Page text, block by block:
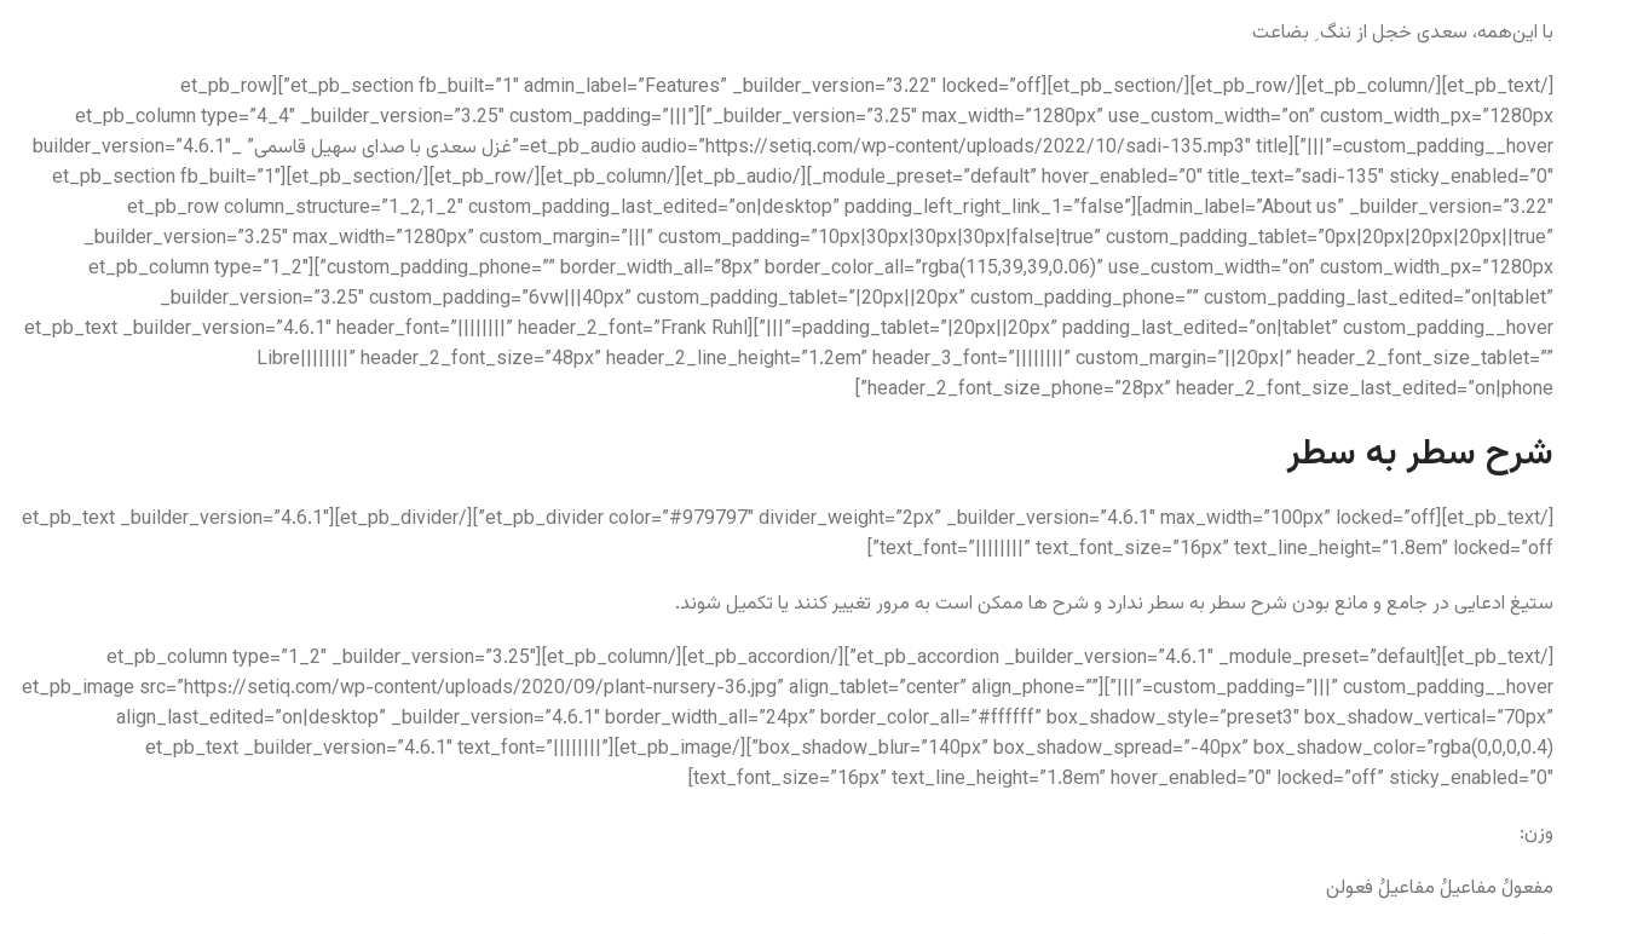
با این‌همه، سعدی خجل از ننگ ِ بضاعت
[/et_pb_text][/et_pb_column][/et_pb_row][/et_pb_section][et_pb_section fb_built=”1″ admin_label=”Features” _builder_version=”3.22″ locked=”off”][et_pb_row
_builder_version=”3.25″ max_width=”1280px” use_custom_width=”on” custom_width_px=”1280px”][et_pb_column type=”4_4″ _builder_version=”3.25″ custom_padding=”|||”
custom_padding__hover=”|||”][et_pb_audio audio=”https://setiq.com/wp-content/uploads/2022/10/sadi-135.mp3″ title=”غزل سعدی با صدای سهیل قاسمی” _builder_version=”4.6.1″
_module_preset=”default” hover_enabled=”0″ title_text=”sadi-135″ sticky_enabled=”0″][/et_pb_audio][/et_pb_column][/et_pb_row][/et_pb_section][et_pb_section fb_built=”1″
admin_label=”About us” _builder_version=”3.22″][et_pb_row column_structure=”1_2,1_2″ custom_padding_last_edited=”on|desktop” padding_left_right_link_1=”false”
_builder_version=”3.25″ max_width=”1280px” custom_margin=”|||” custom_padding=”10px|30px|30px|30px|false|true” custom_padding_tablet=”0px|20px|20px|20px||true”
custom_padding_phone=”” border_width_all=”8px” border_color_all=”rgba(115,39,39,0.06)” use_custom_width=”on” custom_width_px=”1280px”][et_pb_column type=”1_2″
_builder_version=”3.25″ custom_padding=”6vw|||40px” custom_padding_tablet=”|20px||20px” custom_padding_phone=”” custom_padding_last_edited=”on|tablet”
padding_tablet=”|20px||20px” padding_last_edited=”on|tablet” custom_padding__hover=”|||”][et_pb_text _builder_version=”4.6.1″ header_font=”||||||||” header_2_font=”Frank Ruhl
Libre||||||||” header_2_font_size=”48px” header_2_line_height=”1.2em” header_3_font=”||||||||” custom_margin=”||20px|” header_2_font_size_tablet=””
header_2_font_size_phone=”28px” header_2_font_size_last_edited=”on|phone”]
شرح سطر به سطر
[/et_pb_text][et_pb_divider color=”#979797″ divider_weight=”2px” _builder_version=”4.6.1″ max_width=”100px” locked=”off”][/et_pb_divider][et_pb_text _builder_version=”4.6.1″
text_font=”||||||||” text_font_size=”16px” text_line_height=”1.8em” locked=”off”]
ستیغ ادعایی در جامع و مانع بودن شرح سطر به سطر ندارد و شرح ها ممکن است به مرور تغییر کنند یا تکمیل شوند.
[/et_pb_text][et_pb_accordion _builder_version=”4.6.1″ _module_preset=”default”][/et_pb_accordion][/et_pb_column][et_pb_column type=”1_2″ _builder_version=”3.25″
custom_padding=”|||” custom_padding__hover=”|||”][et_pb_image src=”https://setiq.com/wp-content/uploads/2020/09/plant-nursery-36.jpg” align_tablet=”center” align_phone=””
align_last_edited=”on|desktop” _builder_version=”4.6.1″ border_width_all=”24px” border_color_all=”#ffffff” box_shadow_style=”preset3″ box_shadow_vertical=”70px”
box_shadow_blur=”140px” box_shadow_spread=”-40px” box_shadow_color=”rgba(0,0,0,0.4)”][/et_pb_image][et_pb_text _builder_version=”4.6.1″ text_font=”||||||||”
text_font_size=”16px” text_line_height=”1.8em” hover_enabled=”0″ locked=”off” sticky_enabled=”0″]
وزن:
مفعولُ مفاعیلُ مفاعیلُ فعولن